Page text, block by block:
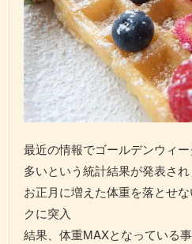
最近の情報でゴールデンウィ
多いという統計結果が発表され
お正月に増えた体重を落とせ
クに突入
結果、体重MAXとなっている事